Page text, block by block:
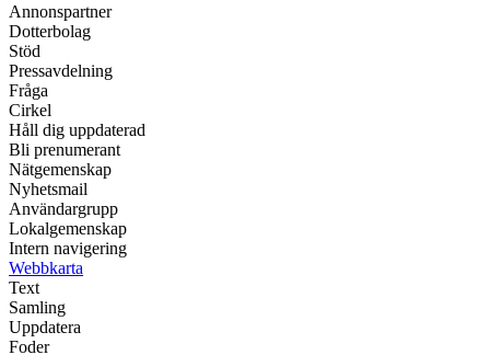
Annonspartner
Dotterbolag
Stöd
Pressavdelning
Fråga
Cirkel
Håll dig uppdaterad
Bli prenumerant
Nätgemenskap
Nyhetsmail
Användargrupp
Lokalgemenskap
Intern navigering
Webbkarta
Text
Samling
Uppdatera
Foder